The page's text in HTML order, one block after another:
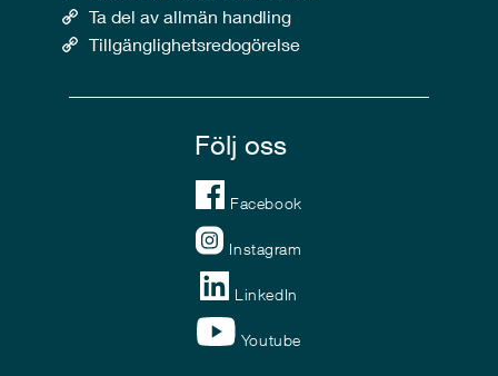
Ta del av allmän handling
Tillgänglighetsredogörelse
Följ oss
Facebook
Instagram
LinkedIn
Youtube